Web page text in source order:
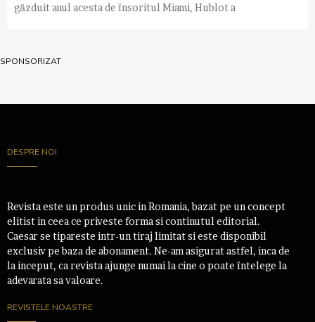
găzduit anul acesta de însoritul Miami, Hublot a
SPONSORIZAT
DESPRE NOI
Revista este un produs unic in Romania, bazat pe un concept
elitist in ceea ce priveste forma si continutul editorial.
Caesar se tipareste intr-un tiraj limitat si este disponibil
exclusiv pe baza de abonament. Ne-am asigurat astfel, inca de
la inceput, ca revista ajunge numai la cine o poate întelege la
adevarata sa valoare.
REVISTELE NOASTRE